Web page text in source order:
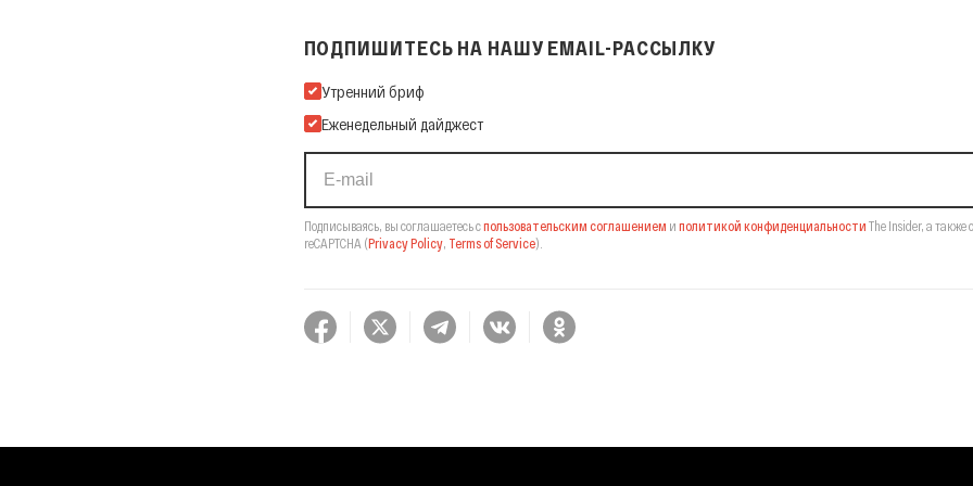
ПОДПИШИТЕСЬ НА НАШУ EMAIL-РАССЫЛКУ
Подпишитесь на нашу Email-рассылку
Утренний бриф
Еженедельный дайджест
Подписываясь, вы соглашаетесь спользовательским соглашением и политикой конфиденциальности The Insider, а также
reCAPTCHA (Privacy Policy, Terms of Service).